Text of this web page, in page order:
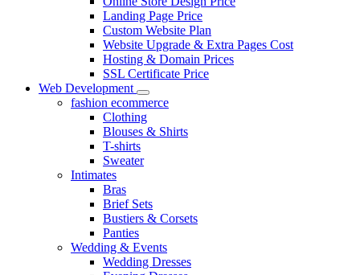
Landing Page Price
Custom Website Plan
Website Upgrade & Extra Pages Cost
Hosting & Domain Prices
SSL Certificate Price
Web Development
fashion ecommerce
Clothing
Blouses & Shirts
T-shirts
Sweater
Intimates
Bras
Brief Sets
Bustiers & Corsets
Panties
Wedding & Events
Wedding Dresses